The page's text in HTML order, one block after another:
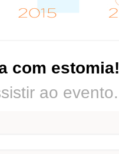
com estomia!
ao evento.